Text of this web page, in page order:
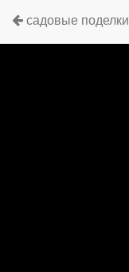
садовые поделки